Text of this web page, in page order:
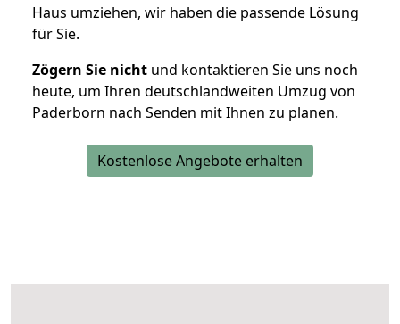
Haus umziehen, wir haben die passende Lösung
für Sie.
Zögern Sie nicht und kontaktieren Sie uns noch
heute, um Ihren deutschlandweiten Umzug von
Paderborn nach Senden mit Ihnen zu planen.
Kostenlose Angebote erhalten